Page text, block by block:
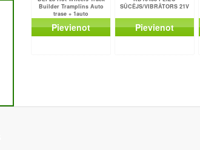
Builder Tramplīns Auto
trase + 1auto
Pievienot
SŪCĒJS/VIBRĀTORS 21V
Pievienot